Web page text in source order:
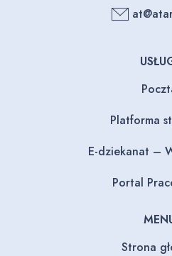
Platforma
E-dziekanat –
Portal
Strona